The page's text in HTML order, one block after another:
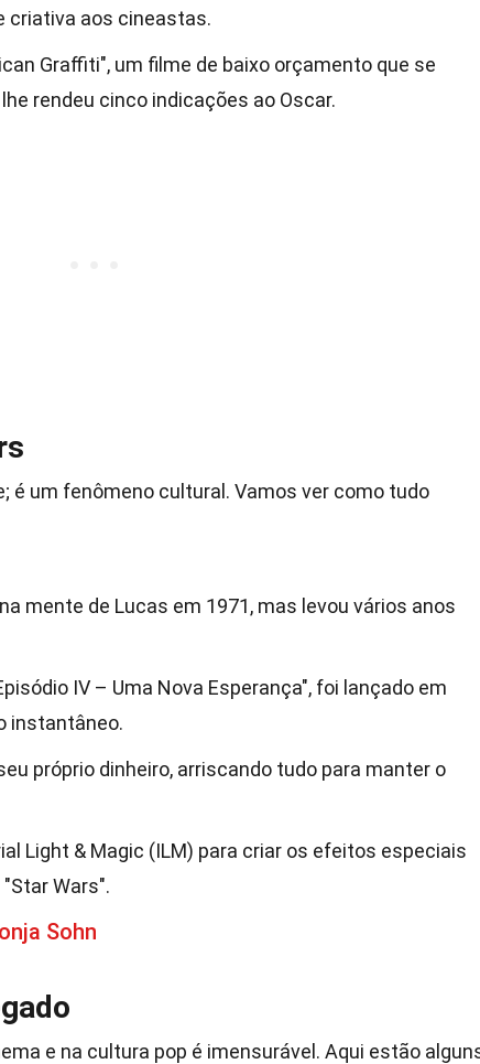
criativa aos cineastas.
Graffiti", um filme de baixo orçamento que se
rendeu cinco indicações ao Oscar.
é um fenômeno cultural. Vamos ver como tudo
mente de Lucas em 1971, mas levou vários anos
IV – Uma Nova Esperança", foi lançado em
instantâneo.
próprio dinheiro, arriscando tudo para manter o
Light & Magic (ILM) para criar os efeitos especiais
Wars".
Sohn
e na cultura pop é imensurável. Aqui estão